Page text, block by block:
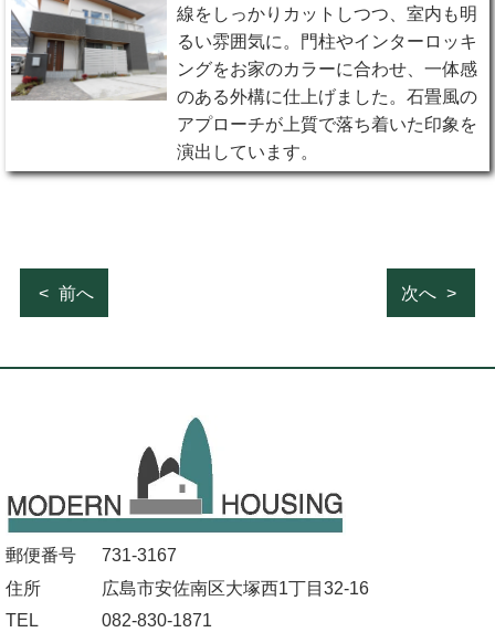
線をしっかりカットしつつ、室内も明
るい雰囲気に。門柱やインターロッキ
ングをお家のカラーに合わせ、一体感
のある外構に仕上げました。石畳風の
アプローチが上質で落ち着いた印象を
演出しています。
前へ 次へ
郵便番号
731-3167
住所
広島市安佐南区大塚西1丁目32-16
TEL
082-830-1871